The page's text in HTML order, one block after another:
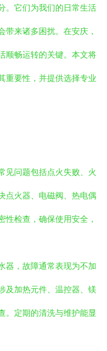
。它们为我们的日常生活
带来诸多困扰。在安庆，
顺畅运转的关键。本文将
重要性，并提供选择专业
见问题包括点火失败、火
点火器、电磁阀、热电偶
性检查，确保使用安全，
器，故障通常表现为不加
及加热元件、温控器、镁
。定期的清洗与维护能显